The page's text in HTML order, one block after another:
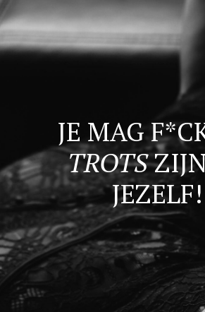
JE MAG
TROTS
JEZELF!